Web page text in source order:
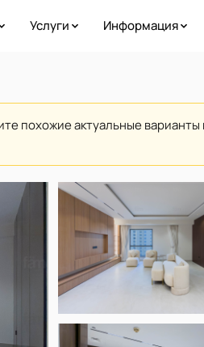
Услуги Информация
похожие актуальные варианты